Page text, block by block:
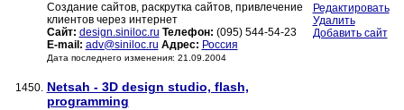
Создание сайтов, раскрутка сайтов, привлечение
клиентов через интернет
Сайт: design.siniloc.ru Телефон: (095) 544-54-23
E-mail: adv@siniloc.ru Адрес: Россия
Дата последнего изменения: 21.09.2004
Редактировать
Удалить
Добавить сайт
1450. Netsah - 3D design studio, flash,
programming